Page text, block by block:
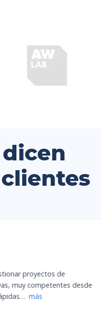
proyectos de
muy competentes desde
… más